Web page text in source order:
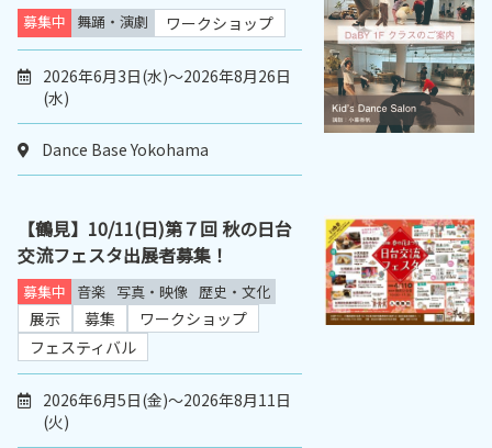
募集中 舞踊・演劇 ワークショップ
2026年6月3日(水)～2026年8月26日
(水)
Dance Base Yokohama
【鶴見】10/11(日)第７回 秋の日台
交流フェスタ出展者募集！
募集中 音楽 写真・映像 歴史・文化
展示 募集
ワークショップ
フェスティバル
2026年6月5日(金)～2026年8月11日
(火)